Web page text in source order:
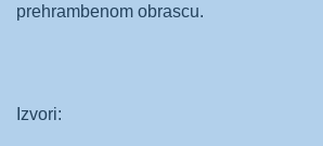
prehrambenom obrascu.
Izvori: